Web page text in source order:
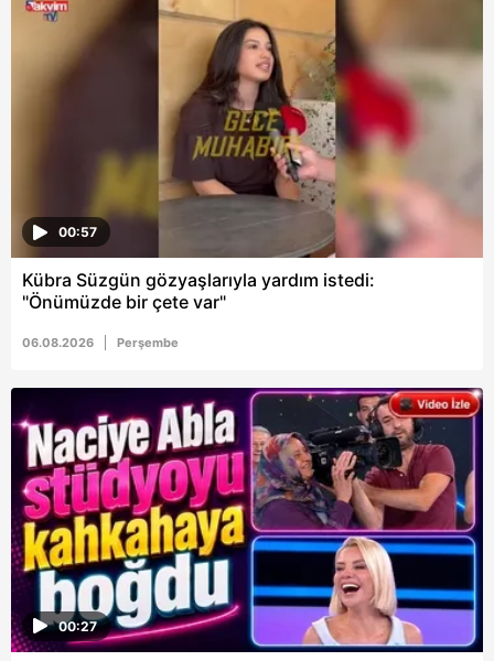
00:57
Kübra Süzgün gözyaşlarıyla yardım istedi:
"Önümüzde bir çete var"
06.08.2026 Perşembe
00:27